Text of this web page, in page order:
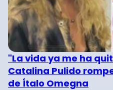
"La vida ya me ha
Catalina Pulido
de Ítalo Omegna